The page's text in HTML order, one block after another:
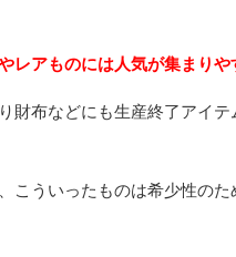
レアものには人気が集まりや
財布などにも生産終了アイ
こういったものは希少性の